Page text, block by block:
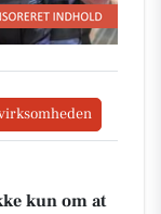
kun om at